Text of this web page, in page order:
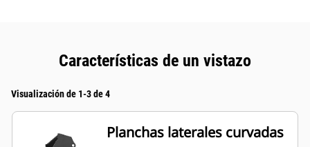
Características de un vistazo
Visualización de 1-3 de 4
Planchas laterales curvadas